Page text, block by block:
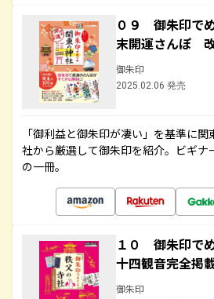
０９ 御朱印で
末開運さんぽ
御朱印
2025.02.06 発売
「御利益と御朱印が凄い」を基準に
社から厳選して御朱印を紹介。ビギナ
の一冊。
１０ 御朱印で
十四観音完全掲
御朱印